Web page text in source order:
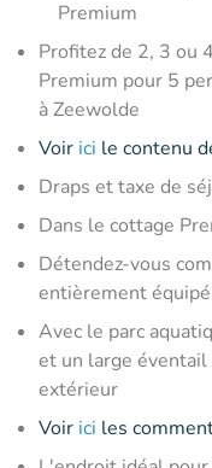
Premium
Profitez de 2, 3 ou
Premium pour 5
à Zeewolde
Voir ici le contenu
Draps et taxe de
Dans le cottage
Détendez-vous
entièrement
Avec le parc
et un large
extérieur
Voir ici les